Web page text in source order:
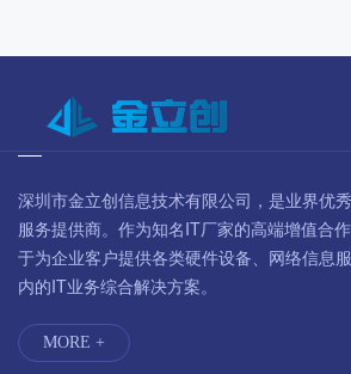
深圳市金立创信息技术有限公司，是业界优
服务提供商。作为知名IT厂家的高端增值合
于为企业客户提供各类硬件设备、网络信息
内的IT业务综合解决方案。
MORE +